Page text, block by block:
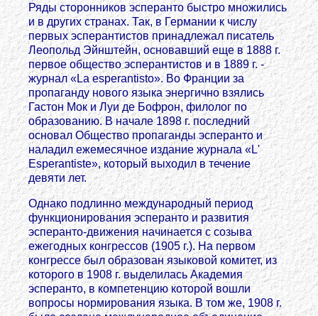
Ряды сторонников эсперанто быстро множились
и в других странах. Так, в Германии к числу
первых эсперантистов принадлежал писатель
Леопольд Эйнштейн, основавший еще в 1888 г.
первое общество эсперантистов и в 1889 г. -
журнал «La esperantisto». Во Франции за
пропаганду нового языка энергично взялись
Гастон Мок и Луи де Бофрон, филолог по
образованию. В начале 1898 г. последний
основал Общество пропаганды эсперанто и
наладил ежемесячное издание журнала «L'
Esperantiste», который выходил в течение
девяти лет.
Однако подлинно международный период
функционирования эсперанто и развития
эсперанто-движения начинается с созыва
ежегодных конгрессов (1905 г.). На первом
конгрессе был образован языковой комитет, из
которого в 1908 г. выделилась Академия
эсперанто, в компетенцию которой вошли
вопросы нормирования языка. В том же, 1908 г.